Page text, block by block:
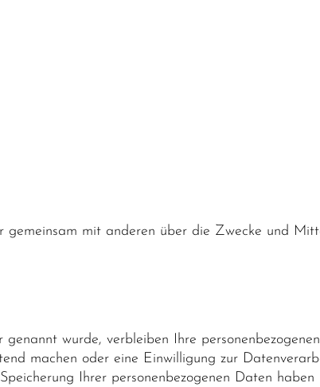
mit anderen über die Zwecke und
wurde, verbleiben Ihre
machen oder eine Einwilligung zur
Ihrer personenbezogenen Daten haben